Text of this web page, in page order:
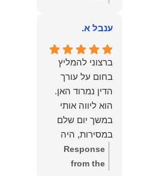
מלא ואמיתי..שפו
עליכם..אני
שמחה שאתם
איתי ותזכו לטוב
כפי
שאתם....תבורכו
ברכה והצלחה
וחיבוק ממני🙂😘
💓
רבה על המילים
והמרגשות.
שמחנו מאוד
לקרוא את
דברייך. אנו
מעריכים את
האמון שנתת בנו
ונמשיך לעמוד
לצידך וללוות
אותך במסירות.
ענבל א.
ברצוני להמליץ
בחום על עורך
הדין נמרוד האן.
הוא ליווה אותי
במשך יום שלם
במסירות, היה
זמין לכל שאלה,
הכווין אותי בכל
Response
from the